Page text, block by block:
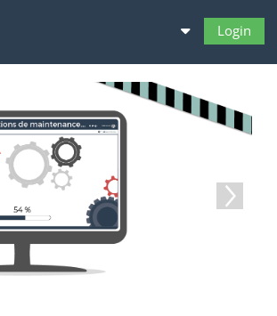
Login